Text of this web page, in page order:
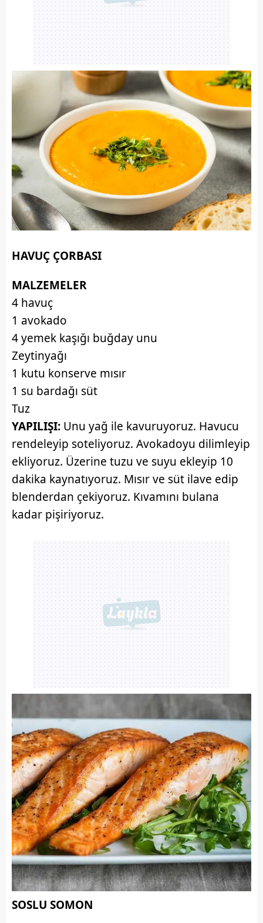
HAVUÇ ÇORBASI
MALZEMELER
4 havuç
1 avokado
4 yemek kaşığı buğday unu
Zeytinyağı
1 kutu konserve mısır
1 su bardağı süt
Tuz
YAPILIŞI: Unu yağ ile kavuruyoruz. Havucu
rendeleyip soteliyoruz. Avokadoyu dilimleyip
ekliyoruz. Üzerine tuzu ve suyu ekleyip 10
dakika kaynatıyoruz. Mısır ve süt ilave edip
blenderdan çekiyoruz. Kıvamını bulana
kadar pişiriyoruz.
SOSLU SOMON